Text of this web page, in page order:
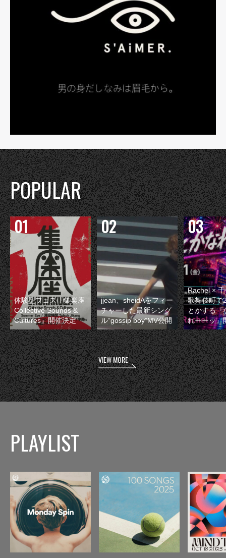
POPULAR
体験型フェス『集楽座
Collective Sounds &
Cultures』開催決定
jjean、sheidAをフィー
チャーした最新シング
ル“gossip boy”MV公開
Rachel ×
歌舞伎町で
とかする『
れーーッ』
VIEW MORE
PLAYLIST